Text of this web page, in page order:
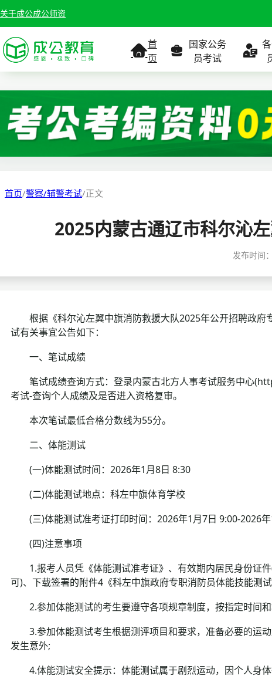
关于成公成公师资
首
页
国家公务
员考试
考试公告
职位表
缴费确认
成绩查询
面试补录
历年真题
公务员课程
考试公告
职位表
准考证打印
分数线
内
考试公
职位表
准考证
考试政
分数线
首页/警察/辅警考试/正文
2025内蒙古通辽市科尔沁
发布时间：
根据《科尔沁左翼中旗消防救援大队2025年公开招聘政府
试有关事宜公告如下：
一、笔试成绩
笔试成绩查询方式：登录内蒙古北方人事考试服务中心
考试-查询个人成绩及是否进入资格复审。
本次笔试最低合格分数线为55分。
二、体能测试
(一)体能测试时间：2026年1月8日 8:30
(二)体能测试地点：科左中旗体育学校
(三)体能测试准考证打印时间：2026年1月7日 9:00-2026
(四)注意事项
1.报考人员凭《体能测试准考证》、有效期内居民身份证
可)、下载签署的附件4《科左中旗政府专职消防员体能技能测
2.参加体能测试的考生要遵守各项规章制度，按指定时间和
3.参加体能测试考生根据测评项目和要求，准备必要的运
发生意外;
4.体能测试安全提示：体能测试属于剧烈运动，因个人身